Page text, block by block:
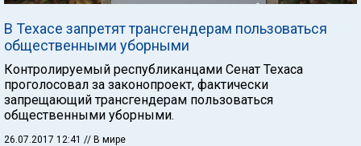
В Техасе запретят трансгендерам пользоваться
общественными уборными
Контролируемый республиканцами Сенат Техаса
проголосовал за законопроект, фактически
запрещающий трансгендерам пользоваться
общественными уборными.
26.07.2017 12:41 // В мире